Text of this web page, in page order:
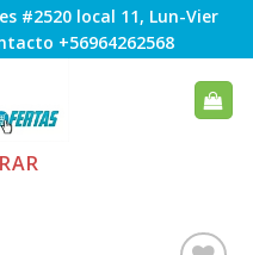
#2520 local 11, Lun-Vier
+56964262568